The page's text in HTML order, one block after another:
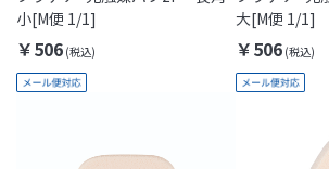
小[M便 1/1]
￥506
大[M便 1/1]
￥506